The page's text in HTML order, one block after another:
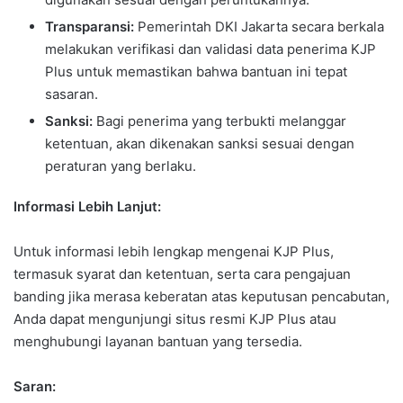
Transparansi: Pemerintah DKI Jakarta secara berkala
melakukan verifikasi dan validasi data penerima KJP
Plus untuk memastikan bahwa bantuan ini tepat
sasaran.
Sanksi: Bagi penerima yang terbukti melanggar
ketentuan, akan dikenakan sanksi sesuai dengan
peraturan yang berlaku.
Informasi Lebih Lanjut:
Untuk informasi lebih lengkap mengenai KJP Plus,
termasuk syarat dan ketentuan, serta cara pengajuan
banding jika merasa keberatan atas keputusan pencabutan,
Anda dapat mengunjungi situs resmi KJP Plus atau
menghubungi layanan bantuan yang tersedia.
Saran: